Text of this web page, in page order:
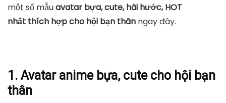
một số mẫuavatar bựa, cute, hài hước, HOT
nhất thích hợp cho hội bạn thân ngay đây.
1. Avatar anime bựa, cute cho hội bạn
thân